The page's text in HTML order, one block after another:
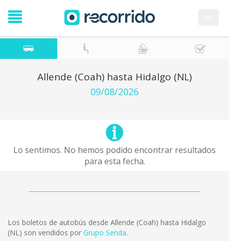
Allende (Coah) hasta Hidalgo (NL)
09/08/2026
Lo sentimos. No hemos podido encontrar resultados
para esta fecha.
Los boletos de autobús desde Allende (Coah) hasta Hidalgo
(NL) son vendidos por Grupo Senda.